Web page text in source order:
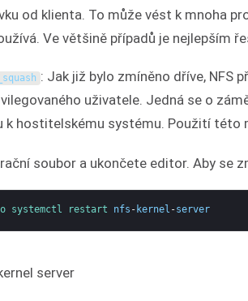
od klienta. To může vést k mnoha
Ve většině případů je nejlepším
: Jak již bylo zmíněno dříve, NFS
uživatele. Jedná se o
k hostitelskému systému. Použití této
soubor a ukončete editor. Aby se
systemctl restart nfs - kernel -server